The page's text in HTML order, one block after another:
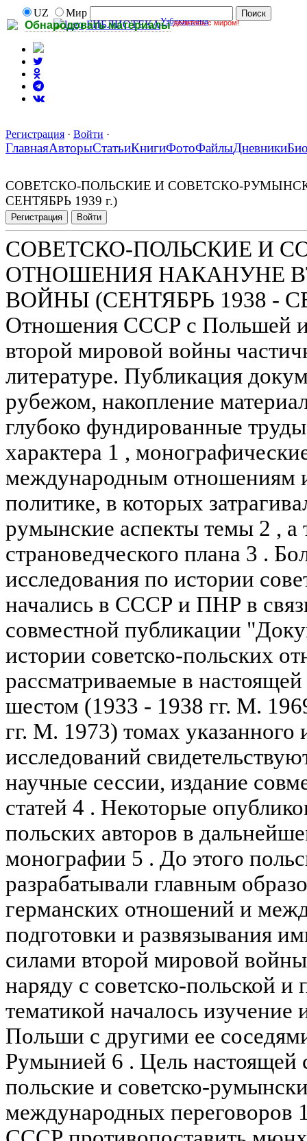
Обнародовать материалы делитесь с миром!
UZ
Мир
БИБЛИОТЕКАУзбекистана
Регистрация · Войти ·
ГлавнаяАвторыСтатьиКнигиФотоФайлыДневники
СОВЕТСКО-ПОЛЬСКИЕ И СОВЕТСКО-
СЕНТЯБРЬ 1939 г.)
Регистрация Войти
СОВЕТСКО-ПОЛЬСКИЕ И
ОТНОШЕНИЯ НАКАНУНЕ
ВОЙНЫ (СЕНТЯБРЬ 1938 -
Отношения СССР с Польшей
второй мировой войны
литературе. Публикация
рубежом, накопление
глубоко фундированные
характера 1 ,
международным отношениям
политике, в которых
румынские аспекты темы 2 , а
страноведческого плана 3 .
исследования по истории
начались в СССР и ПНР в
совместной публикации
истории советско-польских
рассматриваемые в настоящей
шестом (1933 - 1938 гг. М.
гг. М. 1973) томах
исследований
научные сессии, издание
статей 4 . Некоторые
польских авторов в
монографии 5 . До этого
разрабатывали главным
германских отношений и
подготовки и развязывания
силами второй мировой
наряду с советско-польской и
тематикой началось
Польши с другими ее
Румынией 6 . Цель настоящей
польские и советско-
международных переговоров